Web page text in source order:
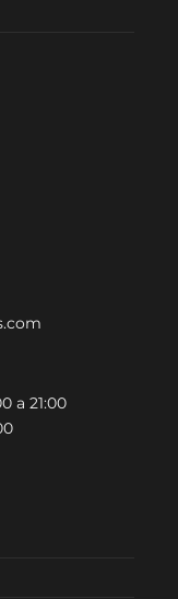
a 21:00